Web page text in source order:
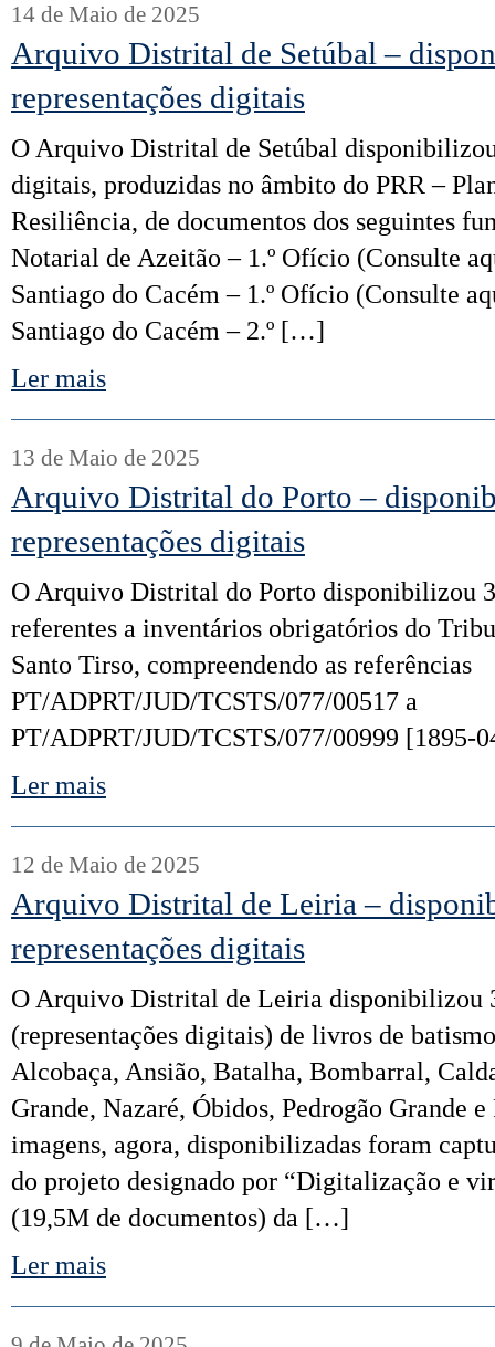
14 de Maio de 2025
Arquivo Distrital de Setúbal –
representações digitais
O Arquivo Distrital de Setúbal
digitais, produzidas no âmbito do PRR –
Resiliência, de documentos dos seguintes
Notarial de Azeitão – 1.º Ofício (Consulte
Santiago do Cacém – 1.º Ofício (Consulte
Santiago do Cacém – 2.º […]
Ler mais
13 de Maio de 2025
Arquivo Distrital do Porto –
representações digitais
O Arquivo Distrital do Porto disponibilizou
referentes a inventários obrigatórios do
Santo Tirso, compreendendo as referências
PT/ADPRT/JUD/TCSTS/077/00517 a
PT/ADPRT/JUD/TCSTS/077/00999 [1895-
Ler mais
12 de Maio de 2025
Arquivo Distrital de Leiria –
representações digitais
O Arquivo Distrital de Leiria disponibilizou
(representações digitais) de livros de
Alcobaça, Ansião, Batalha, Bombarral,
Grande, Nazaré, Óbidos, Pedrogão Grande
imagens, agora, disponibilizadas foram
do projeto designado por “Digitalização e
(19,5M de documentos) da […]
Ler mais